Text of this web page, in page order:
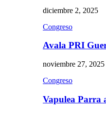
diciembre 2, 2025
Congreso
Avala PRI
noviembre 27, 2025
Congreso
Vapulea Parra